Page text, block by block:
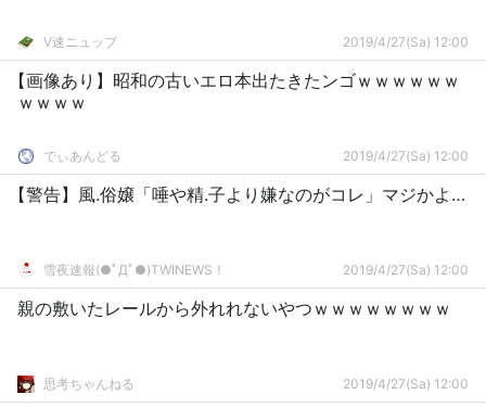
V速ニュップ 2019/4/27(Sa) 12:00
【画像あり】昭和の古いエロ本出たきたンゴｗｗｗｗｗｗ
ｗｗｗｗ
でぃあんどる 2019/4/27(Sa) 12:00
【警告】風.俗嬢「唾や精.子より嫌なのがコレ」マジかよ…
雪夜速報(●ﾟДﾟ●)TWINEWS！ 2019/4/27(Sa) 12:00
親の敷いたレールから外れれないやつｗｗｗｗｗｗｗｗ
思考ちゃんねる 2019/4/27(Sa) 12:00